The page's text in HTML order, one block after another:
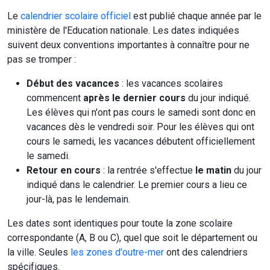
Le calendrier scolaire officiel est publié chaque année par le
ministère de l'Education nationale. Les dates indiquées
suivent deux conventions importantes à connaître pour ne
pas se tromper :
Début des vacances : les vacances scolaires
commencent après le dernier cours du jour indiqué.
Les élèves qui n'ont pas cours le samedi sont donc en
vacances dès le vendredi soir. Pour les élèves qui ont
cours le samedi, les vacances débutent officiellement
le samedi.
Retour en cours : la rentrée s'effectue le matin du jour
indiqué dans le calendrier. Le premier cours a lieu ce
jour-là, pas le lendemain.
Les dates sont identiques pour toute la zone scolaire
correspondante (A, B ou C), quel que soit le département ou
la ville. Seules les zones d'outre-mer ont des calendriers
spécifiques.